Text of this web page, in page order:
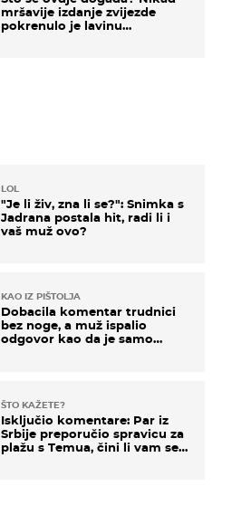
mršavije izdanje zvijezde
pokrenulo je lavinu
LOL
"Je li živ, zna li se?": Snimka s
Jadrana postala hit, radi li i
vaš muž ovo?
KAO IZ PIŠTOLJA
Dobacila komentar trudnici
bez noge, a muž ispalio
odgovor kao da je samo
ŠTO KAŽETE?
Isključio komentare: Par iz
Srbije preporučio spravicu za
plažu s Temua, čini li vam se